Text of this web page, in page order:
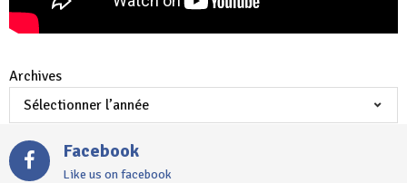
Archives
Facebook
Like us on facebook